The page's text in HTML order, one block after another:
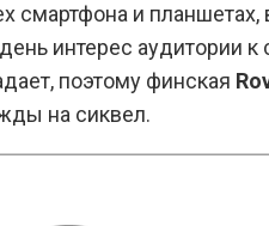
смартфона и планшетах,
интерес аудитории к
поэтому финская
на сиквел.